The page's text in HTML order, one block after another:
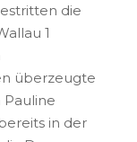
die
1
überzeugte
Pauline
in der